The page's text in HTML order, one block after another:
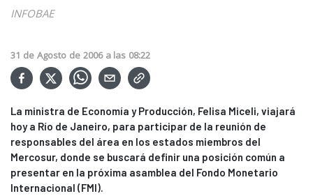
INFOBAE
31 de Agosto de 2006 a las 08:22
La ministra de Economía y Producción, Felisa Miceli, viajará
hoy a Río de Janeiro, para participar de la reunión de
responsables del área en los estados miembros del
Mercosur, donde se buscará definir una posición común a
presentar en la próxima asamblea del Fondo Monetario
Internacional (FMI).